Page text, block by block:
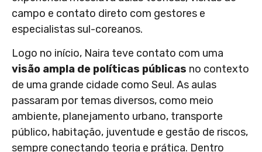
campo e contato direto com gestores e
especialistas sul-coreanos.
Logo no início, Naira teve contato com uma
visão ampla de políticas públicas no contexto
de uma grande cidade como Seul. As aulas
passaram por temas diversos, como meio
ambiente, planejamento urbano, transporte
público, habitação, juventude e gestão de riscos,
sempre conectando teoria e prática. Dentro